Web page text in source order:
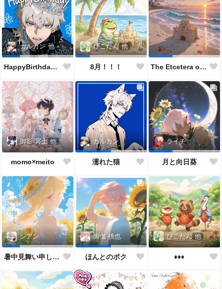
カルカン 他
HappyBirthdayカルくん🐱🎂✨👏🎉
ぴこたん 他
8月！！！ The Etcetera of the Sea and Crabs
御影 冥土 他
momo×meito
カルカン
濡れた猫
ライチ
月と向日葵
シアン
暑中見舞い申し上げます🌻
御伽 桃也
ほんとのボク
ぴこたん 他
♦️♦️♦️